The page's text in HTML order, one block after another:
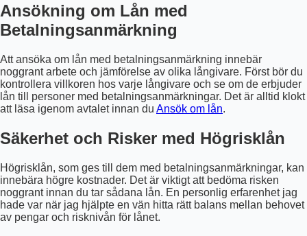
Ansökning om Lån med
Betalningsanmärkning
Att ansöka om lån med betalningsanmärkning innebär
noggrant arbete och jämförelse av olika långivare. Först bör du
kontrollera villkoren hos varje långivare och se om de erbjuder
lån till personer med betalningsanmärkningar. Det är alltid klokt
att läsa igenom avtalet innan du Ansök om lån.
Säkerhet och Risker med Högrisklån
Högrisklån, som ges till dem med betalningsanmärkningar, kan
innebära högre kostnader. Det är viktigt att bedöma risken
noggrant innan du tar sådana lån. En personlig erfarenhet jag
hade var när jag hjälpte en vän hitta rätt balans mellan behovet
av pengar och risknivån för lånet.